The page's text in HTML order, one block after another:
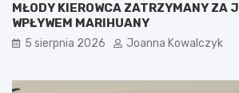
MŁODY KIEROWCA ZATRZYMANY ZA
WPŁYWEM MARIHUANY
5 sierpnia 2026 Joanna Kowalczyk